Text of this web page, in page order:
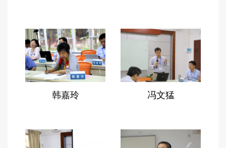
【5月21日】
9:30-10:30 政策论坛：流动儿童的教育问题
主席：陆建非
嘉宾：吴开俊、冯文猛、周纪平、唐晓杰
主席：陈媛媛，上海财经大学
韩嘉玲 冯文猛